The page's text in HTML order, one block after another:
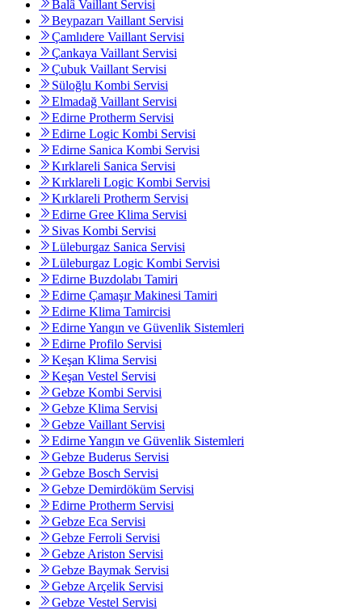
Balâ Vaillant Servisi
Beypazarı Vaillant Servisi
Çamlıdere Vaillant Servisi
Çankaya Vaillant Servisi
Çubuk Vaillant Servisi
Süloğlu Kombi Servisi
Elmadağ Vaillant Servisi
Edirne Protherm Servisi
Edirne Logic Kombi Servisi
Edirne Sanica Kombi Servisi
Kırklareli Sanica Servisi
Kırklareli Logic Kombi Servisi
Kırklareli Protherm Servisi
Edirne Gree Klima Servisi
Sivas Kombi Servisi
Lüleburgaz Sanica Servisi
Lüleburgaz Logic Kombi Servisi
Edirne Buzdolabı Tamiri
Edirne Çamaşır Makinesi Tamiri
Edirne Klima Tamircisi
Edirne Yangın ve Güvenlik Sistemleri
Edirne Profilo Servisi
Keşan Klima Servisi
Keşan Vestel Servisi
Gebze Kombi Servisi
Gebze Klima Servisi
Gebze Vaillant Servisi
Edirne Yangın ve Güvenlik Sistemleri
Gebze Buderus Servisi
Gebze Bosch Servisi
Gebze Demirdöküm Servisi
Edirne Protherm Servisi
Gebze Eca Servisi
Gebze Ferroli Servisi
Gebze Ariston Servisi
Gebze Baymak Servisi
Gebze Arçelik Servisi
Gebze Vestel Servisi